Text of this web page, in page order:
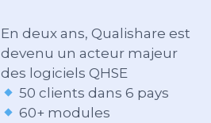
En deux ans, Qualishare est
devenu un acteur majeur
des logiciels QHSE
50 clients dans 6 pays
60+ modules